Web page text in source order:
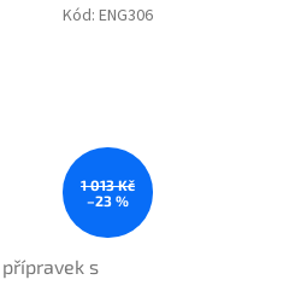
1 013 Kč
–23 %
přípravek s
Kód: ENG306